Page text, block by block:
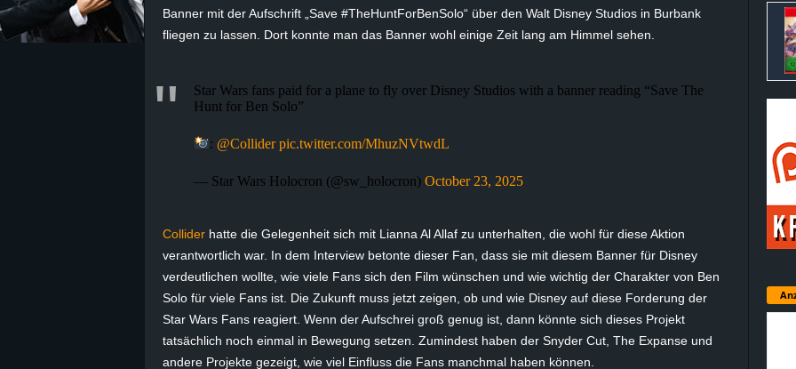
h
e
r
B
Banner mit der Aufschrift „ Save#TheHuntForBenSolo“ über den Walt Disney Studios in Burbank
fliegen zu lassen. Dort konnte man das Banner wohl einige Zeit lang am Himmel sehen.
Star Wars fans paid for a plane to fly over Disney Studios with a banner reading “Save The
Hunt for Ben Solo”
: @Collider pic.twitter.com/MhuzNVtwdL
— Star Wars Holocron (@sw_holocron) October 23, 2025
Colliderhatte die Gelegenheit sich mit Lianna Al Allaf zu unterhalten, die wohl für diese Aktion
verantwortlich war. In dem Interview betonte dieser Fan, dass sie mit diesem Banner für Disney
verdeutlichen wollte, wie viele Fans sich den Film wünschen und wie wichtig der Charakter von Ben
Solo für viele Fans ist. Die Zukunft muss jetzt zeigen, ob und wie Disney auf diese Forderung der
Star Wars Fans reagiert. Wenn der Aufschrei groß genug ist, dann könnte sich dieses Projekt
tatsächlich noch einmal in Bewegung setzen. Zumindest haben der Snyder Cut, The Expanse und
andere Projekte gezeigt, wie viel Einfluss die Fans manchmal haben können.